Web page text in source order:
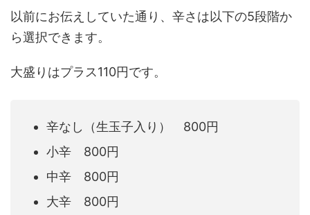
以前にお伝えしていた通り、辛さは以下の5段階か
ら選択できます。
大盛りはプラス110円です。
辛なし（生玉子入り） 800円
小辛 800円
中辛 800円
大辛 800円